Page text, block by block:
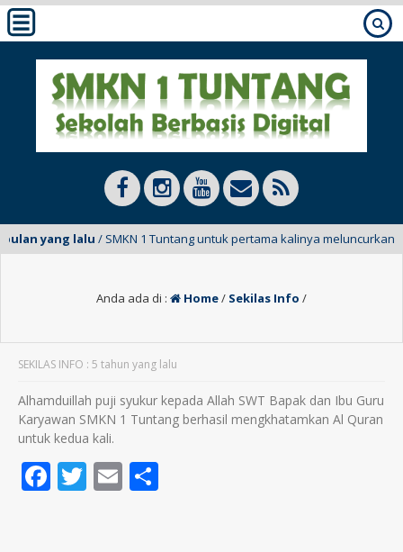
yang lalu/ SMKN 1 Tuntang untuk pertama kalinya meluncurkan
Anda ada di : Home/ Sekilas Info /
SEKILAS INFO : 5 tahun yang lalu
Alhamduillah puji syukur kepada Allah SWT Bapak dan Ibu Guru
Karyawan SMKN 1 Tuntang berhasil mengkhatamkan Al Quran
untuk kedua kali.
Facebook
Twitter
Email